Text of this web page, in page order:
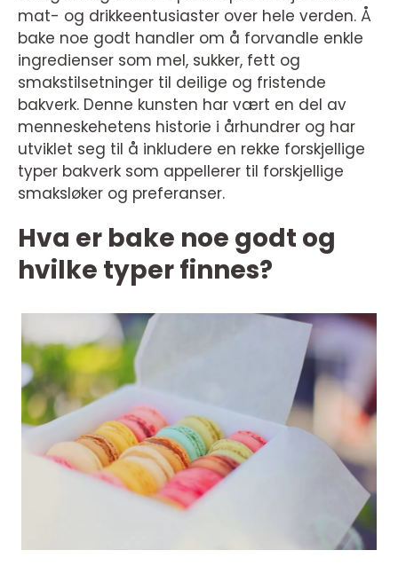
mat- og drikkeentusiaster over hele verden. Å
bake noe godt handler om å forvandle enkle
ingredienser som mel, sukker, fett og
smakstilsetninger til deilige og fristende
bakverk. Denne kunsten har vært en del av
menneskehetens historie i århundrer og har
utviklet seg til å inkludere en rekke forskjellige
typer bakverk som appellerer til forskjellige
smaksløker og preferanser.
Hva er bake noe godt og
hvilke typer finnes?